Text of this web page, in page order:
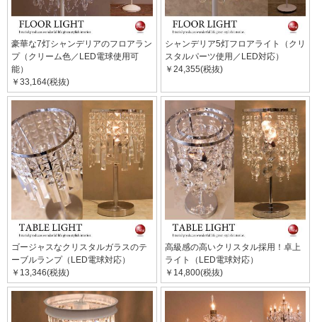
豪華な7灯シャンデリアのフロアラン
プ（クリーム色／LED電球使用可
能）
￥33,164(税抜)
シャンデリア5灯フロアライト（クリ
スタルパーツ使用／LED対応）
￥24,355(税抜)
ゴージャスなクリスタルガラスのテ
ーブルランプ（LED電球対応）
￥13,346(税抜)
高級感の高いクリスタル採用！卓上
ライト（LED電球対応）
￥14,800(税抜)